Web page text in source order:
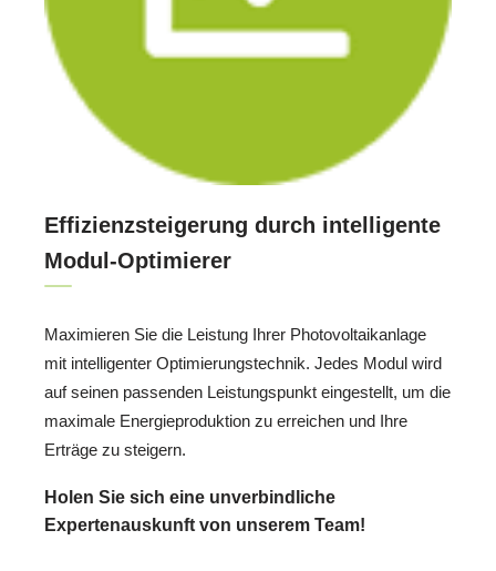
Effizienzsteigerung durch intelligente
Modul-Optimierer
Maximieren Sie die Leistung Ihrer Photovoltaikanlage
mit intelligenter Optimierungstechnik. Jedes Modul wird
auf seinen passenden Leistungspunkt eingestellt, um die
maximale Energieproduktion zu erreichen und Ihre
Erträge zu steigern.
Holen Sie sich eine unverbindliche
Expertenauskunft von unserem Team!